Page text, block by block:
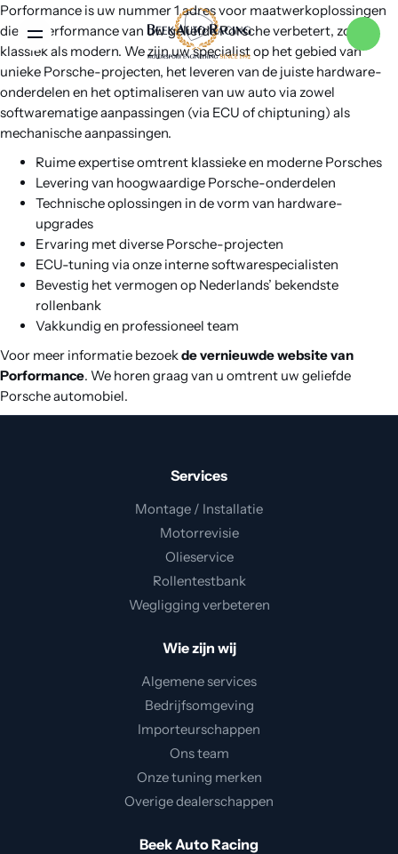
Menu
Home
Services
Merken
Nieuws
Over ons
Contact
Porformance is uw nummer 1 adres voor maatwerkoplossingen
die de performance van uw geliefde Porsche verbetert, zoals
klassiek als modern. We zijn uw specialist op het gebied van
unieke Porsche-projecten, het leveren van de juiste hardware-
onderdelen en het optimaliseren van uw auto via zowel
softwarematige aanpassingen (via ECU of chiptuning) als
mechanische aanpassingen.
Ruime expertise omtrent klassieke en moderne Porsches
Levering van hoogwaardige Porsche-onderdelen
Technische oplossingen in de vorm van hardware-
upgrades
Ervaring met diverse Porsche-projecten
ECU-tuning via onze interne softwarespecialisten
Bevestig het vermogen op Nederlands’ bekendste
rollenbank
Vakkundig en professioneel team
Voor meer informatie bezoekde vernieuwde website van
Porformance. We horen graag van u omtrent uw geliefde
Porsche automobiel.
Services
Montage / Installatie
Motorrevisie
Olieservice
Rollentestbank
Wegligging verbeteren
Wie zijn wij
Algemene services
Bedrijfsomgeving
Importeurschappen
Ons team
Onze tuning merken
Overige dealerschappen
Beek Auto Racing